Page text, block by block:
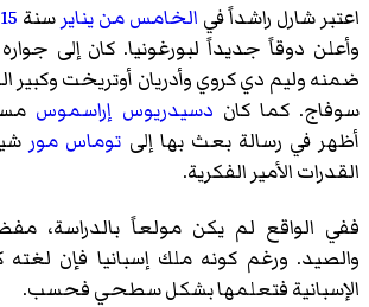
اعتبر شارل راشداً في الخامس من ينايرسنة
وأعلن دوقاً جديداً لبورغونيا. كان إلى
ضمنه وليم دي كروي وأدريان أوتريخت وكبير
سوفاج. كما كان دسيدريوس إراسموس
أظهر في رسالة بعث بها إلى توماس مور
القدرات الأمير الفكرية.
ففي الواقع لم يكن مولعاً بالدراسة،
والصيد. ورغم كونه ملك إسبانيا فإن لغته
الإسبانية فتعلمها بشكل سطحي فحسب.